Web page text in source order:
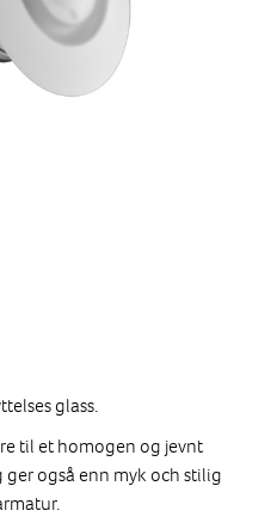
glass.
til et homogen og jevnt
også enn myk och stilig